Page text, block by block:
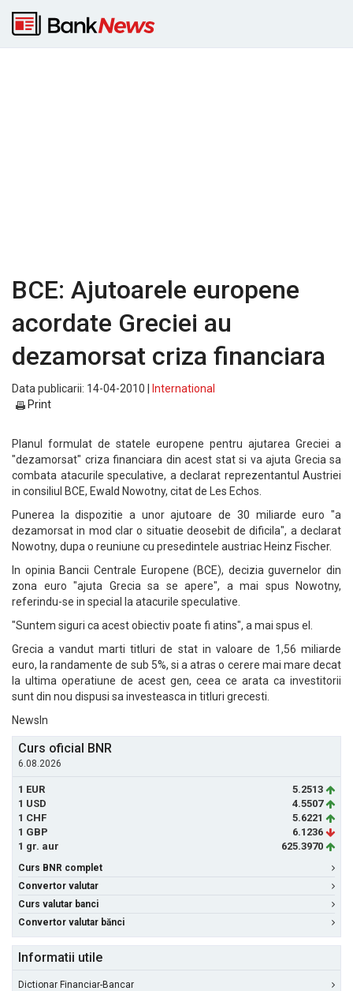
BCE: Ajutoarele europene
acordate Greciei au
dezamorsat criza financiara
Data publicarii: 14-04-2010 |
International
Print
Planul formulat de statele europene pentru ajutarea Greciei a
"dezamorsat" criza financiara din acest stat si va ajuta Grecia sa
combata atacurile speculative, a declarat reprezentantul Austriei
in consiliul BCE, Ewald Nowotny, citat de Les Echos.
Punerea la dispozitie a unor ajutoare de 30 miliarde euro "a
dezamorsat in mod clar o situatie deosebit de dificila", a declarat
Nowotny, dupa o reuniune cu presedintele austriac Heinz Fischer.
In opinia Bancii Centrale Europene (BCE), decizia guvernelor din
zona euro "ajuta Grecia sa se apere", a mai spus Nowotny,
referindu-se in special la atacurile speculative.
"Suntem siguri ca acest obiectiv poate fi atins", a mai spus el.
Grecia a vandut marti titluri de stat in valoare de 1,56 miliarde
euro, la randamente de sub 5%, si a atras o cerere mai mare decat
la ultima operatiune de acest gen, ceea ce arata ca investitorii
sunt din nou dispusi sa investeasca in titluri grecesti.
NewsIn
Curs oficial BNR
6.08.2026
1 EUR
5.2513
1 USD
4.5507
1 CHF
5.6221
1 GBP
6.1236
1 gr. aur
625.3970
Curs BNR complet
Convertor valutar
Curs valutar banci
Convertor valutar bănci
Informatii utile
Dictionar Financiar-Bancar